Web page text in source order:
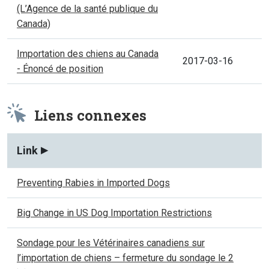
(L’Agence de la santé publique du
Canada)
Importation des chiens au Canada
- Énoncé de position
2017-03-16
Liens connexes
Link
Preventing Rabies in Imported Dogs
Big Change in US Dog Importation Restrictions
Sondage pour les Vétérinaires canadiens sur
l’importation de chiens – fermeture du sondage le 2